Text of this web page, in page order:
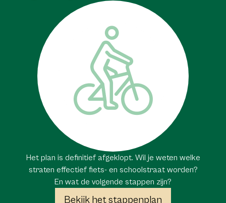
Het plan is definitief afgeklopt. Wil je weten welke
straten effectief fiets- en schoolstraat worden?
En wat de volgende stappen zijn?
Bekijk het stappenplan